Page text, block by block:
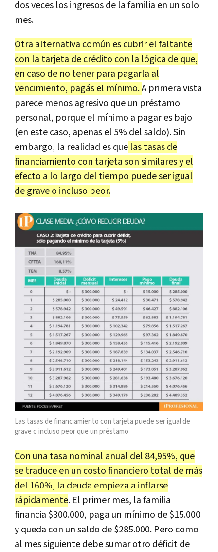
dos veces los ingresos de la familia en un solo
mes.
Otra alternativa común es cubrir el faltante
con la tarjeta de crédito con la lógica de que,
en caso de no tener para pagarla al
vencimiento, pagás el mínimo.A primera vista
parece menos agresivo que un préstamo
personal, porque el mínimo a pagar es bajo
(en este caso, apenas el 5% del saldo). Sin
embargo, la realidad es que las tasas de
financiamiento con tarjeta son similares y el
efecto a lo largo del tiempo puede ser igual
de grave o incluso peor.
Las tasas de financiamiento con tarjeta puede ser igual de
grave o incluso peor que un préstamo
Con una tasa nominal anual del 84,95%, que
se traduce en un costo financiero total de más
del 160%, la deuda empieza a inflarse
rápidamente. El primer mes, la familia
financia $300.000, paga un mínimo de $15.000
y queda con un saldo de $285.000. Pero como
al mes siguiente debe sumar otro déficit de